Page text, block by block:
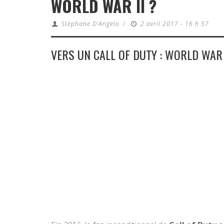
WORLD WAR II ?
Stéphane D'Angelo / 2 avril 2017 - 16 h 57
VERS UN CALL OF DUTY : WORLD